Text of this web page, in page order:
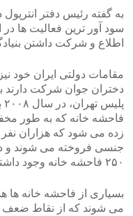
به گفته رئیس دفتر
سود آور ترین فعالیت ها
اطلاع و شرکت داشتن
مقامات دولتی ایران خود
دختران جوان شرکت دارند
فاحشه خانه که به طور
زده می شود که هزاران نفر
۲۵۰ فاحشه خانه وجود داشته باشد.
بسیاری از فاحشه خانه ها
می شوند که از نقاط ضعف